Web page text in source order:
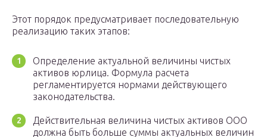
Этот порядок предусматривает последовательную
реализацию таких этапов:
Определение актуальной величины чистых
активов юрлица. Формула расчета
регламентируется нормами действующего
законодательства.
Действительная величина чистых активов ООО
должна быть больше суммы актуальных величин